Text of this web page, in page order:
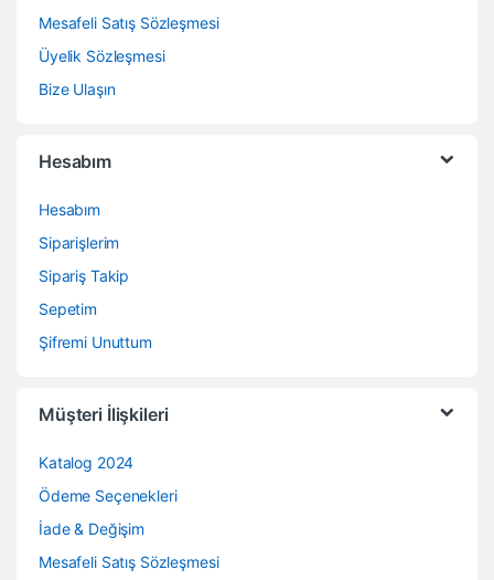
Mesafeli Satış Sözleşmesi
Üyelik Sözleşmesi
Bize Ulaşın
Hesabım
Hesabım
Siparişlerim
Sipariş Takip
Sepetim
Şifremi Unuttum
Müşteri İlişkileri
Katalog 2024
Ödeme Seçenekleri
İade & Değişim
Mesafeli Satış Sözleşmesi